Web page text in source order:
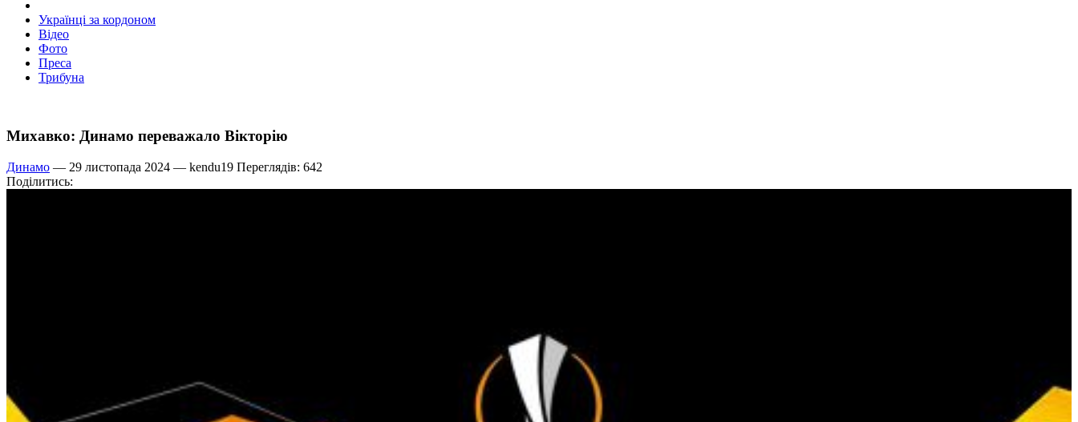
Українці за кордоном
Відео
Фото
Преса
Трибуна
Михавко: Динамо переважало Вікторію
Динамо — 29 листопада 2024 — kendu19 Переглядів: 642
Поділитись: